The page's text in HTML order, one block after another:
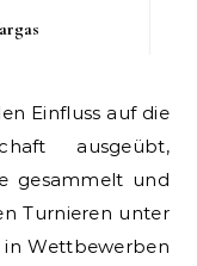
ausgeübt,
gesammelt und
Turnieren unter
in Wettbewerben